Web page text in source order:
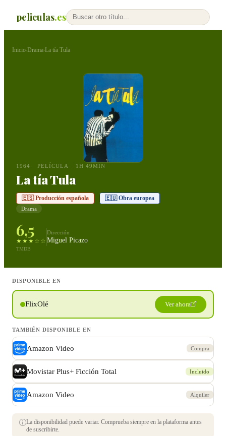
peliculas.es
Inicio›Drama›La tía Tula
1964 PELÍCULA 1H 49MIN
La tía Tula
🇪🇸 Producción española 🇪🇺 Obra europea
Drama
6,5
★★★☆☆
TMDB
Dirección
Miguel Picazo
DISPONIBLE EN
FlixOlé Ver ahora
TAMBIÉN DISPONIBLE EN
Amazon Video Compra
Movistar Plus+ Ficción Total Incluido
Amazon Video Alquiler
La disponibilidad puede variar. Comprueba siempre en la plataforma antes
de suscribirte.